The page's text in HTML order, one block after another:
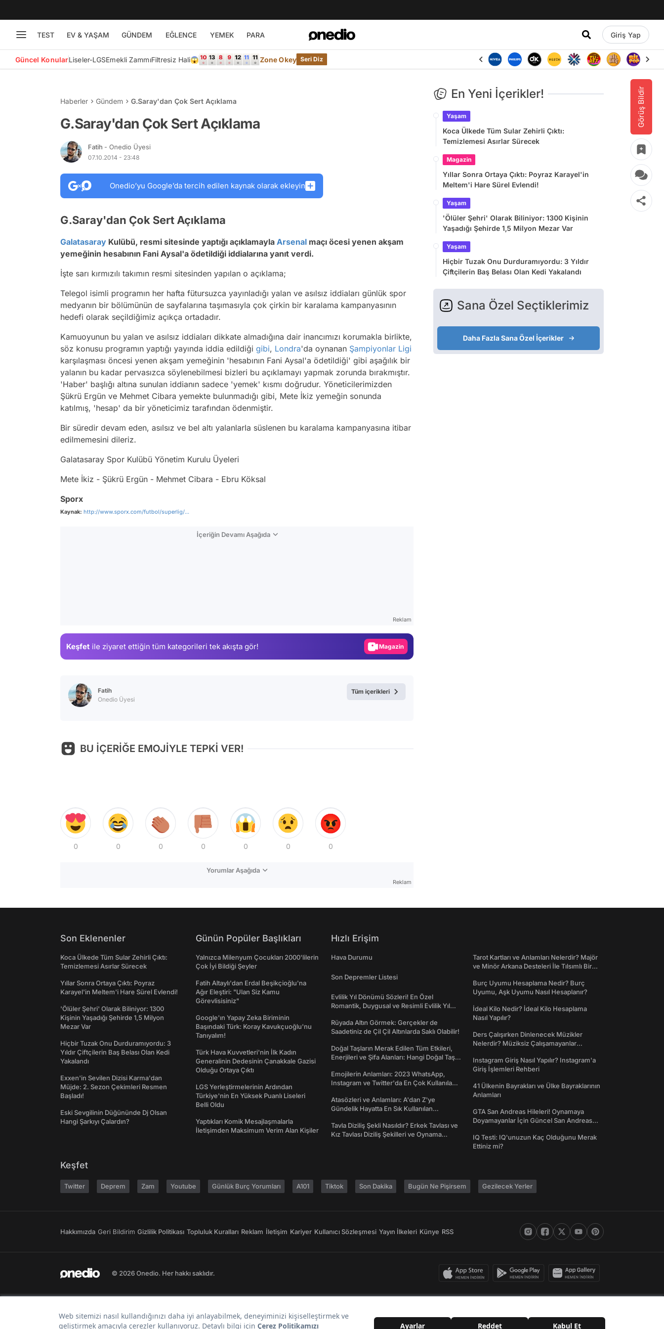
TEST EV & YAŞAM GÜNDEM EĞLENCE YEMEK PARA Giriş Yap
Güncel KonularLiseler-LGSEmekli ZammıFiltresiz Hali😱 Zone Okey Seri Diz
Görüş Bildir
Haberler Gündem G.Saray'dan Çok Sert Açıklama
G.Saray'dan Çok Sert Açıklama
Fatih - Onedio Üyesi
07.10.2014 - 23:48
Onedio’yu Google’da tercih edilen kaynak olarak ekleyin
G.Saray'dan Çok Sert Açıklama
Galatasaray Kulübü, resmi sitesinde yaptığı açıklamayla Arsenal maçı öcesi yenen akşam
yemeğinin hesabının Fani Aysal'a ödetildiği iddialarına yanıt verdi.
İşte sarı kırmızılı takımın resmi sitesinden yapılan o açıklama;
Telegol isimli programın her hafta fütursuzca yayınladığı yalan ve asılsız iddiaları günlük spor
medyanın bir bölümünün de sayfalarına taşımasıyla çok çirkin bir karalama kampanyasının
hedefi olarak seçildiğimiz açıkça ortadadır.
Kamuoyunun bu yalan ve asılsız iddiaları dikkate almadığına dair inancımızı korumakla birlikte,
söz konusu programın yaptığı yayında iddia edildiği gibi, Londra'da oynanan Şampiyonlar Ligi
karşılaşması öncesi yenen akşam yemeğinin 'hesabının Fani Aysal'a ödetildiği' gibi aşağılık bir
yalanın bu kadar pervasızca söylenebilmesi bizleri bu açıklamayı yapmak zorunda bırakmıştır.
'Haber' başlığı altına sunulan iddianın sadece 'yemek' kısmı doğrudur. Yöneticilerimizden
Şükrü Ergün ve Mehmet Cibara yemekte bulunmadığı gibi, Mete İkiz yemeğin sonunda
katılmış, 'hesap' da bir yöneticimiz tarafından ödenmiştir.
Bir süredir devam eden, asılsız ve bel altı yalanlarla süslenen bu karalama kampanyasına itibar
edilmemesini dileriz.
Galatasaray Spor Kulübü Yönetim Kurulu Üyeleri
Mete İkiz - Şükrü Ergün - Mehmet Cibara - Ebru Köksal
Sporx
Kaynak: http://www.sporx.com/futbol/superlig/...
İçeriğin Devamı Aşağıda
Reklam
Keşfet ile ziyaret ettiğin tüm kategorileri tek akışta gör! Magazin
Fatih
Onedio Üyesi
Tüm içerikleri
BU İÇERİĞE EMOJİYLE TEPKİ VER!
0 0 0 0 0 0 0
Yorumlar Aşağıda
Reklam
En Yeni İçerikler!
Yaşam
Koca Ülkede Tüm Sular Zehirli Çıktı:
Temizlemesi Asırlar Sürecek
Magazin
Yıllar Sonra Ortaya Çıktı: Poyraz Karayel'in
Meltem'i Hare Sürel Evlendi!
Yaşam
'Ölüler Şehri' Olarak Biliniyor: 1300 Kişinin
Yaşadığı Şehirde 1,5 Milyon Mezar Var
Yaşam
Hiçbir Tuzak Onu Durduramıyordu: 3 Yıldır
Çiftçilerin Baş Belası Olan Kedi Yakalandı
Sana Özel Seçtiklerimiz
Daha Fazla Sana Özel İçerikler
Son Eklenenler
Koca Ülkede Tüm Sular Zehirli Çıktı:
Temizlemesi Asırlar Sürecek
Yıllar Sonra Ortaya Çıktı: Poyraz
Karayel'in Meltem'i Hare Sürel Evlendi!
'Ölüler Şehri' Olarak Biliniyor: 1300
Kişinin Yaşadığı Şehirde 1,5 Milyon
Mezar Var
Hiçbir Tuzak Onu Durduramıyordu: 3
Yıldır Çiftçilerin Baş Belası Olan Kedi
Yakalandı
Exxen'in Sevilen Dizisi Karma'dan
Müjde: 2. Sezon Çekimleri Resmen
Başladı!
Eski Sevgilinin Düğününde Dj Olsan
Hangi Şarkıyı Çalardın?
Günün Popüler Başlıkları
Yalnızca Milenyum Çocukları 2000'lilerin
Çok İyi Bildiği Şeyler
Fatih Altaylı'dan Erdal Beşikçioğlu'na
Ağır Eleştiri: "Ulan Siz Kamu
Görevlisisiniz"
Google'ın Yapay Zeka Biriminin
Başındaki Türk: Koray Kavukçuoğlu'nu
Tanıyalım!
Türk Hava Kuvvetleri'nin İlk Kadın
Generalinin Dedesinin Çanakkale Gazisi
Olduğu Ortaya Çıktı
LGS Yerleştirmelerinin Ardından
Türkiye'nin En Yüksek Puanlı Liseleri
Belli Oldu
Yaptıkları Komik Mesajlaşmalarla
İletişimden Maksimum Verim Alan Kişiler
Hızlı Erişim
Hava Durumu
Son Depremler Listesi
Evlilik Yıl Dönümü Sözleri! En Özel
Romantik, Duygusal ve Resimli Evlilik Yıl
Rüyada Altın Görmek: Gerçekler de
Saadetiniz de Çil Çil Altınlarda Saklı Olabilir!
Doğal Taşların Merak Edilen Tüm Etkileri,
Enerjileri ve Şifa Alanları: Hangi Doğal Taş
Emojilerin Anlamları: 2023 WhatsApp,
Instagram ve Twitter'da En Çok Kullanılan
Atasözleri ve Anlamları: A'dan Z'ye
Gündelik Hayatta En Sık Kullanılan
Tavla Diziliş Şekli Nasıldır? Erkek Tavlası ve
Kız Tavlası Diziliş Şekilleri ve Oynama
Tarot Kartları ve Anlamları Nelerdir? Majör
ve Minör Arkana Desteleri İle Tılsımlı Bir
Burç Uyumu Hesaplama Nedir? Burç
Uyumu, Aşk Uyumu Nasıl Hesaplanır?
İdeal Kilo Nedir? İdeal Kilo Hesaplama
Nasıl Yapılır?
Ders Çalışırken Dinlenecek Müzikler
Nelerdir? Müziksiz Çalışamayanlar
Instagram Giriş Nasıl Yapılır? Instagram'a
Giriş İşlemleri Rehberi
41 Ülkenin Bayrakları ve Ülke Bayraklarının
Anlamları
GTA San Andreas Hileleri! Oynamaya
Doyamayanlar İçin Güncel San Andreas
IQ Testi: IQ'unuzun Kaç Olduğunu Merak
Ettiniz mi?
Keşfet
Twitter Deprem Zam Youtube Günlük Burç Yorumları A101 Tiktok Son Dakika Bugün Ne Pişirsem Gezilecek Yerler
Hakkımızda Geri Bildirim Gizlilik Politikası Topluluk Kuralları Reklam İletişim Kariyer Kullanıcı Sözleşmesi Yayın İlkeleri Künye RSS
© 2026 Onedio. Her hakkı saklıdır.